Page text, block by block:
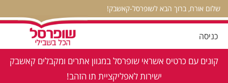
שלום אורח, ברוך הבא לשופרסל-קאשבק!
כניסה
קונים עם כרטיס אשראי שופרסל במגוון אתרים ומקבלים קאשבק
ישירות לאפליקציית תו הזהב!